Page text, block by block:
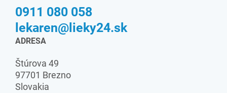
0911 080 058
lekaren@lieky24.sk
ADRESA
Štúrova 49
97701 Brezno
Slovakia